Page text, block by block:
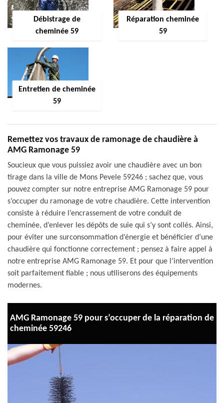
Débistrage de
cheminée 59
Réparation cheminée
59
Entretien de cheminée
59
Remettez vos travaux de ramonage de chaudière à
AMG Ramonage 59
Soucieux que vous puissiez avoir une chaudière avec un bon
tirage dans la ville de Mons Pevele 59246 ; sachez que, vous
pouvez compter sur notre entreprise AMG Ramonage 59 pour
s’occuper du ramonage de votre chaudière. Cette intervention
consiste à réduire l’encrassement de votre conduit de
cheminée, d’enlever les dépôts de suie qui s’y sont collés. Ainsi,
pour éviter une surconsommation d’énergie et bénéficier d’une
chaudière qui fonctionne correctement ; pensez à faire appel à
notre entreprise AMG Ramonage 59. Et pour que l’intervention
soit parfaitement fiable ; nous utiliserons des équipements
modernes.
AMG Ramonage 59 pour s’occuper de la réparation de
cheminée 59246